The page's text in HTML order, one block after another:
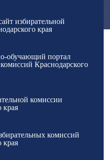
избирательной
края
обучающий портал
Краснодарского
комиссии
края
комиссий
края